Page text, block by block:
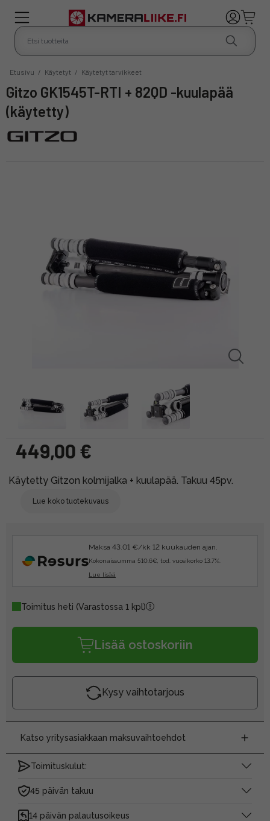
Etusivu / Käytetyt / Käytetyt tarvikkeet
Gitzo GK1545T-RTI + 82QD -kuulapää
(käytetty)
449,00 €
Käytetty Gitzon kolmijalka + kuulapää. Takuu 45pv.
Lue koko tuotekuvaus
Maksa 43.01 €/kk 12 kuukauden ajan.
Kokonaissumma 510.6€, tod. vuosikorko 13.7%.
Lue lisää
Toimitus heti (Varastossa 1 kpl)
Lisää ostoskoriin
Kysy vaihtotarjous
Katso yritysasiakkaan maksuvaihtoehdot
Toimituskulut:
45 päivän takuu
14 päivän palautusoikeus